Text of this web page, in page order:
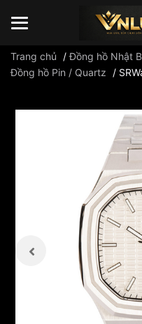
Trang chủ /Đồng hồ Nhật
Đồng hồ Pin / Quartz
/